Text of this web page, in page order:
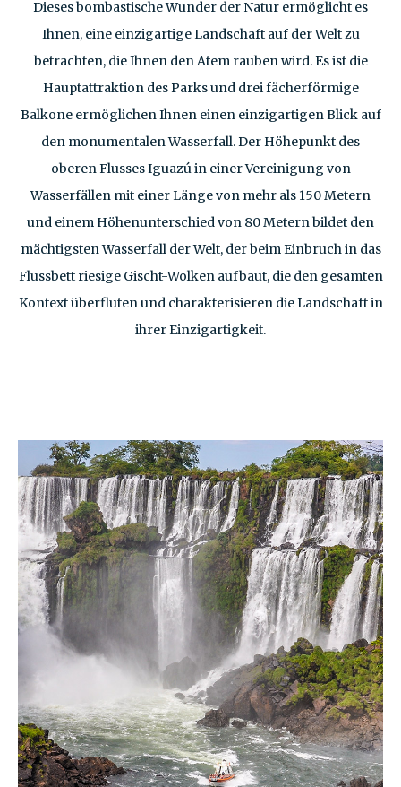
Dieses bombastische Wunder der Natur ermöglicht es
Ihnen, eine einzigartige Landschaft auf der Welt zu
betrachten, die Ihnen den Atem rauben wird. Es ist die
Hauptattraktion des Parks und drei fächerförmige
Balkone ermöglichen Ihnen einen einzigartigen Blick auf
den monumentalen Wasserfall. Der Höhepunkt des
oberen Flusses Iguazú in einer Vereinigung von
Wasserfällen mit einer Länge von mehr als 150 Metern
und einem Höhenunterschied von 80 Metern bildet den
mächtigsten Wasserfall der Welt, der beim Einbruch in das
Flussbett riesige Gischt-Wolken aufbaut, die den gesamten
Kontext überfluten und charakterisieren die Landschaft in
ihrer Einzigartigkeit.